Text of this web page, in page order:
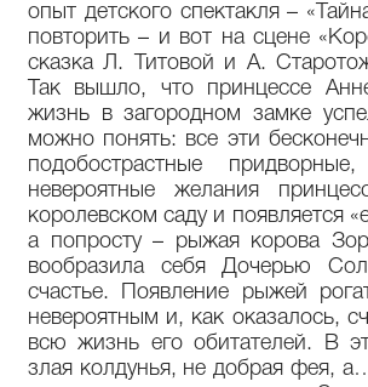
опыт детского спектакля –
повторить – и вот на сцене
сказка Л. Титовой и А.
Так вышло, что принцессе
жизнь в загородном замке
можно понять: все эти
подобострастные
невероятные желания
королевском саду и появляется
а попросту – рыжая корова
вообразила себя Дочерью
счастье. Появление рыжей
невероятным и, как оказалось,
всю жизнь его обитателей. В
злая колдунья, не добрая фея,